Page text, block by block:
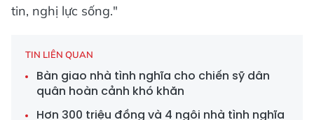
tin, nghị lực sống."
TIN LIÊN QUAN
Bàn giao nhà tình nghĩa cho chiến sỹ dân
quân hoàn cảnh khó khăn
Hơn 300 triệu đồng và 4 ngôi nhà tình nghĩa